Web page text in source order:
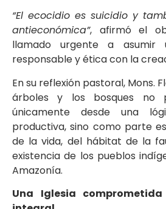
“El ecocidio es suicidio y
antieconómica”, afirmó el
llamado urgente a asumir
responsable y ética con la
En su reflexión pastoral, Mons.
árboles y los bosques no
únicamente desde una
productiva, sino como parte
de la vida, del hábitat de la
existencia de los pueblos
Amazonía.
Una Iglesia